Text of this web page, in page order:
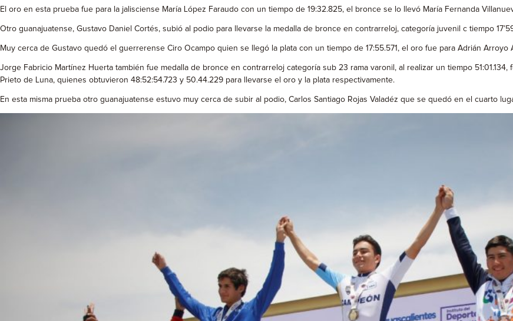
El oro en esta prueba fue para la jalisciense María López Faraudo con un tiempo de 19:32.825, el bronce se lo llevó María Fernanda
Otro guanajuatense, Gustavo Daniel Cortés, subió al podio para llevarse la medalla de bronce en contrarreloj, categoría juvenil c tiempo
Muy cerca de Gustavo quedó el guerrerense Ciro Ocampo quien se llegó la plata con un tiempo de 17:55.571, el oro fue para Adrián Arroyo
Jorge Fabricio Martínez Huerta también fue medalla de bronce en contrarreloj categoría sub 23 rama varonil, al realizar un tiempo
Prieto de Luna, quienes obtuvieron 48:52:54.723 y 50.44.229 para llevarse el oro y la plata respectivamente.
En esta misma prueba otro guanajuatense estuvo muy cerca de subir al podio, Carlos Santiago Rojas Valadéz que se quedó en el cuarto